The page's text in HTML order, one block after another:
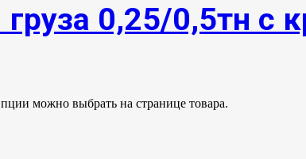
0,25/0,5тн с
можно выбрать на странице товара.